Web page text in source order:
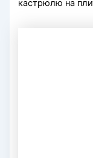
кастрюлю на